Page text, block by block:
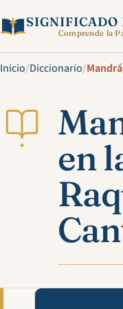
SIGNIFICADO
Comprende la
Inicio/Diccionario/
✦
en
Mira